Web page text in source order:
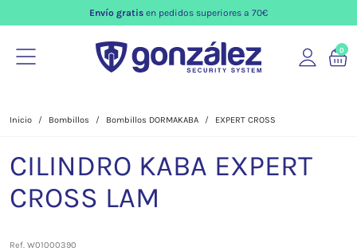
Envío gratis en pedidos superiores a 70€
0
Inicio Bombillos Bombillos DORMAKABA EXPERT CROSS
CILINDRO KABA EXPERT
CROSS LAM
Ref. W01000390